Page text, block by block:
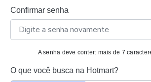
Confirmar senha
A senha deve conter: mais de 7
O que você busca na Hotmart?